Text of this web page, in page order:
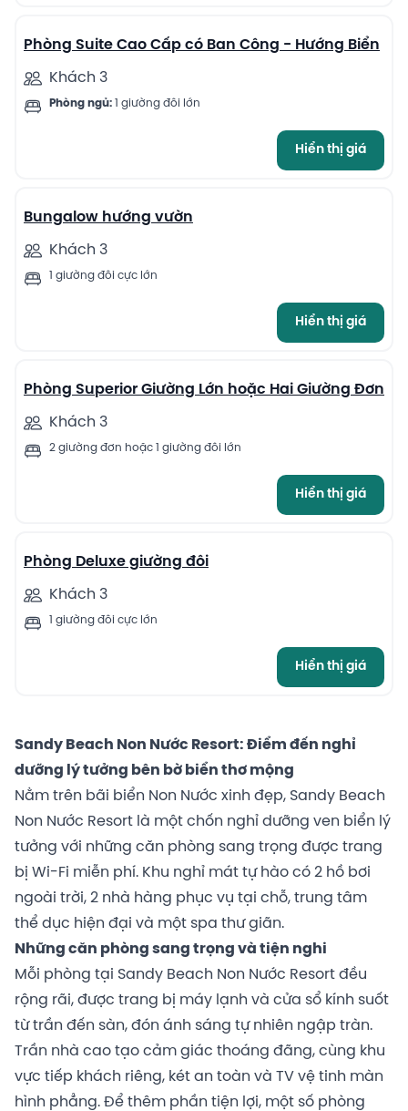
Phòng Suite Cao Cấp có Ban Công - Hướng Biển
Khách 3
Phòng ngủ: 1 giường đôi lớn
Hiển thị giá
6
Bungalow hướng vườn
Khách 3
1 giường đôi cực lớn
Hiển thị giá
4
Phòng Superior Giường Lớn hoặc Hai Giường Đơn
Khách 3
2 giường đơn hoặc 1 giường đôi lớn
Hiển thị giá
6
Phòng Deluxe giường đôi
Khách 3
1 giường đôi cực lớn
Hiển thị giá
Sandy Beach Non Nước Resort: Điểm đến nghỉ
dưỡng lý tưởng bên bờ biển thơ mộng
Nằm trên bãi biển Non Nước xinh đẹp, Sandy Beach
Non Nước Resort là một chốn nghỉ dưỡng ven biển lý
tưởng với những căn phòng sang trọng được trang
bị Wi-Fi miễn phí. Khu nghỉ mát tự hào có 2 hồ bơi
ngoài trời, 2 nhà hàng phục vụ tại chỗ, trung tâm
thể dục hiện đại và một spa thư giãn.
Những căn phòng sang trọng và tiện nghi
Mỗi phòng tại Sandy Beach Non Nước Resort đều
rộng rãi, được trang bị máy lạnh và cửa sổ kính suốt
từ trần đến sàn, đón ánh sáng tự nhiên ngập tràn.
Trần nhà cao tạo cảm giác thoáng đãng, cùng khu
vực tiếp khách riêng, két an toàn và TV vệ tinh màn
hình phẳng. Để thêm phần tiện lợi, một số phòng